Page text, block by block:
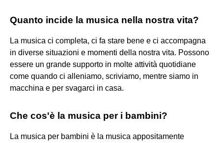
Quanto incide la musica nella nostra vita?
La musica ci completa, ci fa stare bene e ci accompagna
in diverse situazioni e momenti della nostra vita. Possono
essere un grande supporto in molte attività quotidiane
come quando ci alleniamo, scriviamo, mentre siamo in
macchina e per svagarci in casa.
Che cos'è la musica per i bambini?
La musica per bambini è la musica appositamente